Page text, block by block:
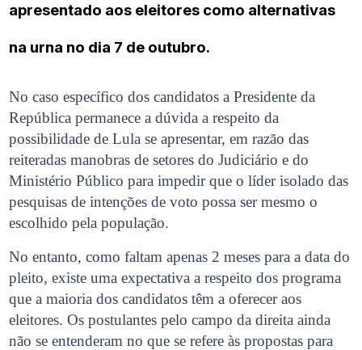
apresentado aos eleitores como alternativas
na urna no dia 7 de outubro.
No caso específico dos candidatos a Presidente da
República permanece a dúvida a respeito da
possibilidade de Lula se apresentar, em razão das
reiteradas manobras de setores do Judiciário e do
Ministério Público para impedir que o líder isolado das
pesquisas de intenções de voto possa ser mesmo o
escolhido pela população.
No entanto, como faltam apenas 2 meses para a data do
pleito, existe uma expectativa a respeito dos programa
que a maioria dos candidatos têm a oferecer aos
eleitores. Os postulantes pelo campo da direita ainda
não se entenderam no que se refere às propostas para